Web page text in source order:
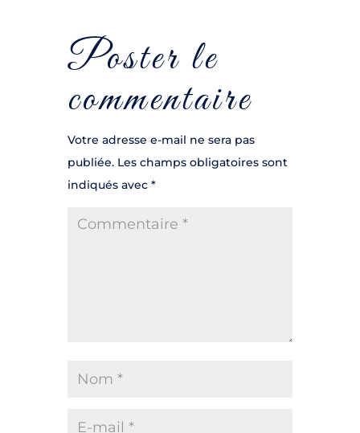
Poster le
commentaire
Votre adresse e-mail ne sera pas
publiée. Les champs obligatoires sont
indiqués avec *